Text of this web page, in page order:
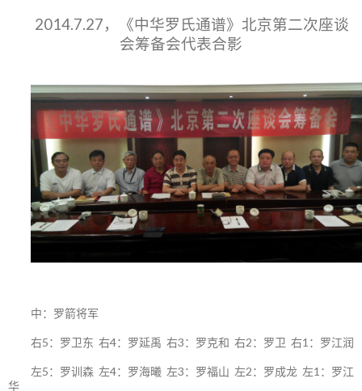
2014.7.27，《中华罗氏通谱》北京第二次座谈
会筹备会代表合影
中：罗箭将军
右5：罗卫东 右4：罗延禹 右3：罗克和 右2：罗卫 右1：罗江润
左5：罗训森 左4：罗海曦 左3：罗福山 左2：罗成龙 左1：罗江
华